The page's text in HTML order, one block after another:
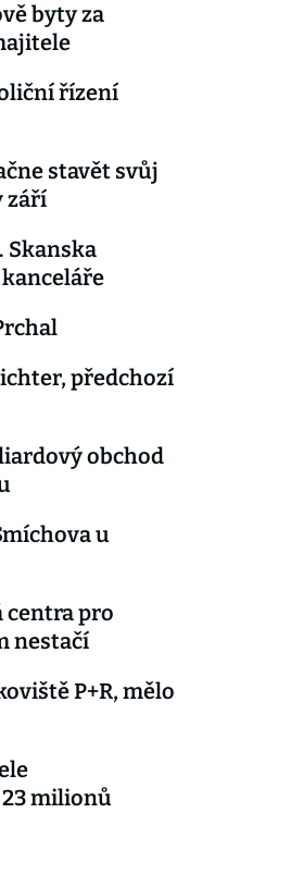
byty za
řízení
stavět svůj
září
Skanska
předchozí
obchod
u
centra pro
nestačí
P+R, mělo
23 milionů